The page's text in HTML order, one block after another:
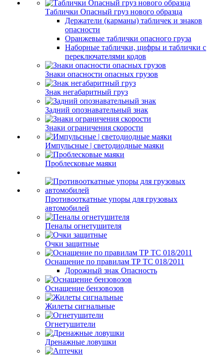
Таблички Опасный груз нового образца
Держатели (карманы) табличек и знаков
опасности
Оранжевые таблички опасного груза
Наборные таблички, цифры и таблички с
переключателями кодов
Знаки опасности опасных грузов
Знак негабаритный груз
Задний опознавательный знак
Знаки ограничения скорости
Импульсные | светодиодные маяки
Проблесковые маяки
Противооткатные упоры для грузовых
автомобилей
Пеналы огнетушителя
Очки защитные
Оснащение по правилам ТР ТС 018/2011
Дорожный знак Опасность
Оснащение бензовозов
Жилеты сигнальные
Огнетушители
Дренажные ловушки